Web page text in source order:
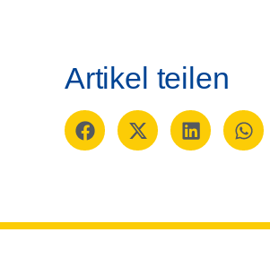
Artikel teilen